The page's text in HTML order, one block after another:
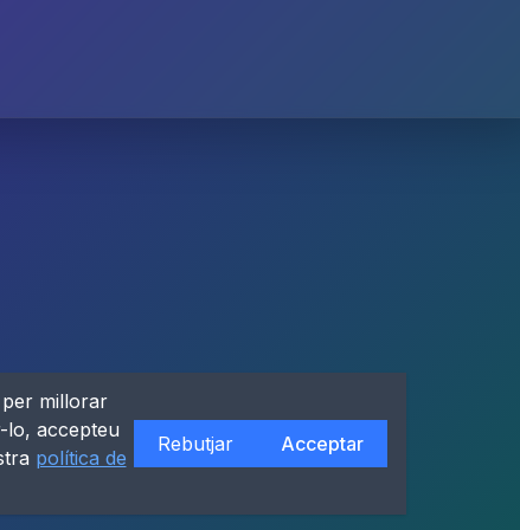
millorar
lo, accepteu
política de
Rebutjar Acceptar